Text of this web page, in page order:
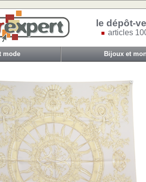
le dépôt-
articles
mode Bijoux et